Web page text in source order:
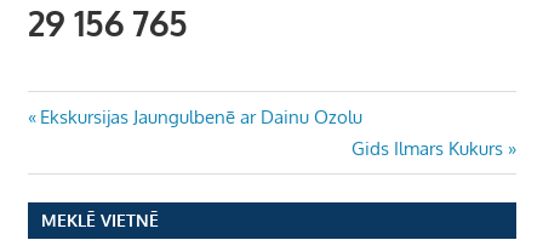
29 156 765
Ziņu
izvēlne
Previous
Ekskursijas Jaungulbenē ar Dainu Ozolu
Next
Post:
Gids Ilmars Kukurs
MEKLĒ VIETNĒ